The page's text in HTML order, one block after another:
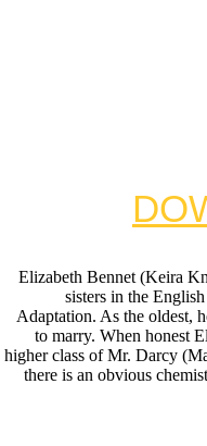
Elizabeth Bennet (Keira
sisters in the
Adaptation. As the oldest,
to marry. When honest
higher class of Mr. Darcy
there is an obvious